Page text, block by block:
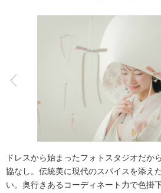
アクセス/TEL
こだわりポイント
豊富なド
ドレスから始まったフォトスタジオだか
協なし。伝統美に現代のスパイスを添え
い。奥行きあるコーディネート力で色掛